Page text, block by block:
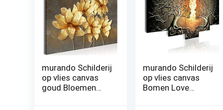
murando Schilderij
op vlies canvas
goud Bloemen
murando Schilderij
op vlies canvas
Bomen Love